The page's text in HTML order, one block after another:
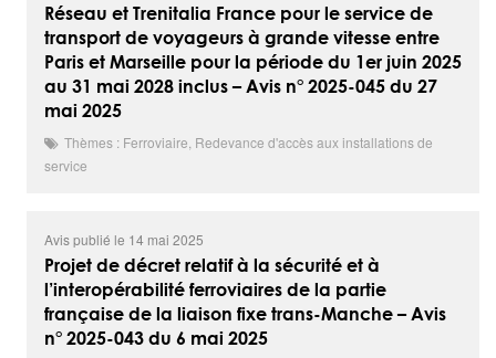
Réseau et Trenitalia France pour le service de
transport de voyageurs à grande vitesse entre
Paris et Marseille pour la période du 1er juin 2025
au 31 mai 2028 inclus – Avis n° 2025-045 du 27
mai 2025
Thèmes : Ferroviaire, Redevance d'accès aux installations de
service
Avis publié le 14 mai 2025
Projet de décret relatif à la sécurité et à
l’interopérabilité ferroviaires de la partie
française de la liaison fixe trans-Manche – Avis
n° 2025-043 du 6 mai 2025